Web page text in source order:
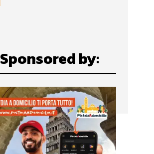
Sponsored by: